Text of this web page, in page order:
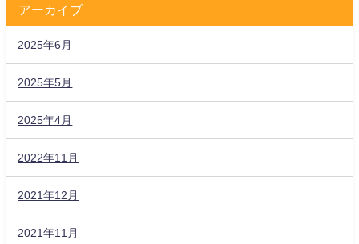
アーカイブ
2025年6月
2025年5月
2025年4月
2022年11月
2021年12月
2021年11月